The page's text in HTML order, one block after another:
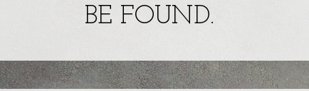
RAUM
Raum
BE FOUND.